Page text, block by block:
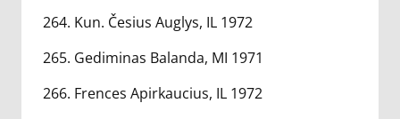
264. Kun. Česius Auglys, IL 1972
265. Gediminas Balanda, MI 1971
266. Frences Apirkaucius, IL 1972